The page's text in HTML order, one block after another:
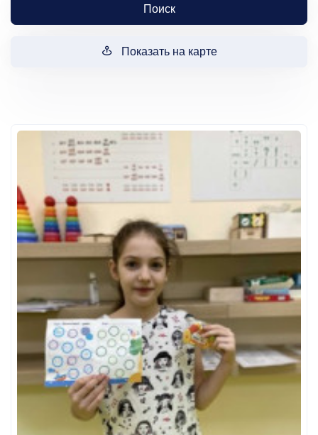
Поиск
Показать на карте